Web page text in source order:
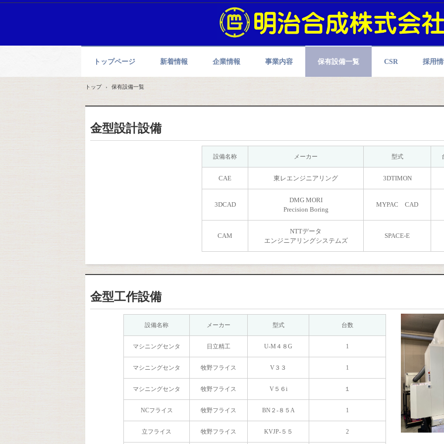
トップページ 新着情報 企業情報 事業内容 保有設備一覧 CSR 採用
トップ › 保有設備一覧
金型設計設備
設備名称 メーカー 型式
CAE 東レエンジニアリング 3DTIMON
3DCAD
DMG MORI
Precision Boring
MYPAC CAD
CAM
NTTデータ
エンジニアリングシステムズ
SPACE-E
金型工作設備
設備名称 メーカー 型式 台数
マシニングセンタ 日立精工 U-M４８G 1
マシニングセンタ 牧野フライス V３３ 1
マシニングセンタ 牧野フライス V５６i １
NCフライス 牧野フライス BN２-８５A 1
立フライス 牧野フライス KVJP-５５ 2